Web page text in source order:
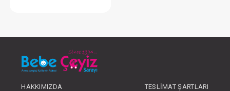
OLUNUZ
HAKKIMIZDA
TESLIMAT ŞARTLARI